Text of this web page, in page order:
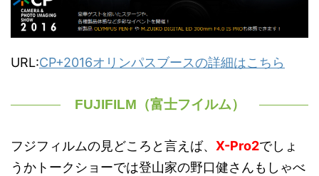
URL:CP+2016オリンパスブースの詳細はこちら
FUJIFILM（富士フイルム）
フジフィルムの見どころと言えば、 X-Pro2でしょ
うかトークショーでは登山家の野口健さんもしゃべ